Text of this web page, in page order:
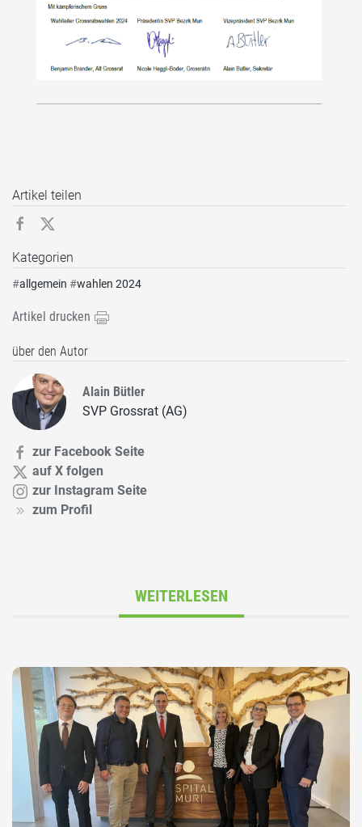
Artikel teilen
Kategorien
#allgemein #wahlen 2024
Artikel drucken
über den Autor
Alain Bütler
SVP Grossrat (AG)
zur Facebook Seite
auf X folgen
zur Instagram Seite
zum Profil
WEITERLESEN